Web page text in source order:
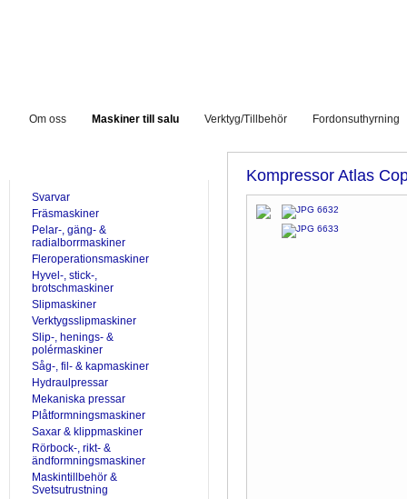
Om oss Maskiner till salu Verktyg/Tillbehör Fordonsuthyrning
Svarvar
Fräsmaskiner
Pelar-, gäng- &
radialborrmaskiner
Fleroperationsmaskiner
Hyvel-, stick-,
brotschmaskiner
Slipmaskiner
Verktygsslipmaskiner
Slip-, henings- &
polérmaskiner
Såg-, fil- & kapmaskiner
Hydraulpressar
Mekaniska pressar
Plåtformningsmaskiner
Saxar & klippmaskiner
Rörbock-, rikt- &
ändformningsmaskiner
Maskintillbehör &
Svetsutrustning
Kompressor Atlas